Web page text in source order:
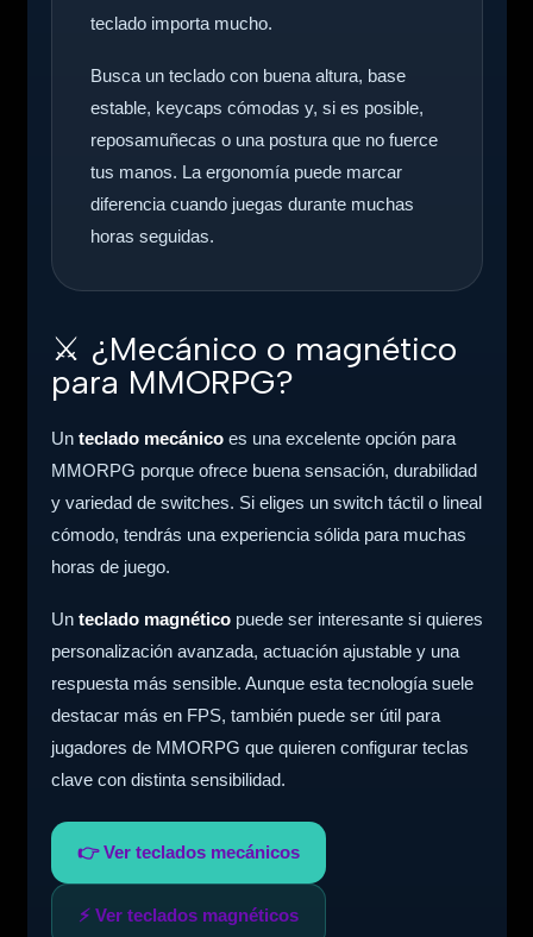
teclado importa mucho.
Busca un teclado con buena altura, base
estable, keycaps cómodas y, si es posible,
reposamuñecas o una postura que no fuerce
tus manos. La ergonomía puede marcar
diferencia cuando juegas durante muchas
horas seguidas.
⚔️ ¿Mecánico o magnético
para MMORPG?
Un teclado mecánicoes una excelente opción para
MMORPG porque ofrece buena sensación, durabilidad
y variedad de switches. Si eliges un switch táctil o lineal
cómodo, tendrás una experiencia sólida para muchas
horas de juego.
Un teclado magnéticopuede ser interesante si quieres
personalización avanzada, actuación ajustable y una
respuesta más sensible. Aunque esta tecnología suele
destacar más en FPS, también puede ser útil para
jugadores de MMORPG que quieren configurar teclas
clave con distinta sensibilidad.
👉 Ver teclados mecánicos
⚡ Ver teclados magnéticos